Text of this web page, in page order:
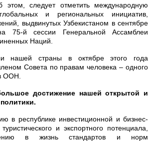
этом, следует отметить международную
и региональных инициатив,
выдвинутых Узбекистаном в сентябре
75-й сессии Генеральной Ассамблеи
Наций.
нашей страны в октябре этого года
Совета по правам человека – одного
ООН.
достижение нашей открытой и
в республике инвестиционной и бизнес-
и экспортного потенциала,
в жизнь стандартов и норм